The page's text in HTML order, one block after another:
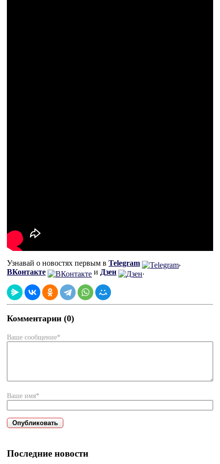
Узнавай о новостях первым в Telegram
,
ВКонтакте
и Дзен .
Комментарии (0)
Ваше сообщение*
Ваше имя*
Последние новости